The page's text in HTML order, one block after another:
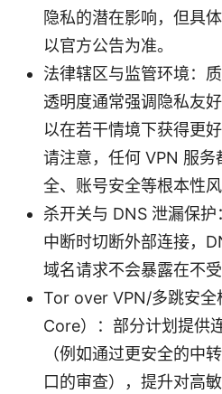
隐私的潜在影响，但具
以官方公告为准。
法律辖区与监管环境：
透明度通常强调隐私友
以在若干情境下获得更
请注意，任何 VPN 服
全、账号安全等根本性风
杀开关与 DNS 泄漏保
中断时切断外部连接，
域名请求不会暴露在不受
Tor over VPN/多跳安全
Core）：部分计划提供
（例如通过更安全的中
口的审查），提升对高